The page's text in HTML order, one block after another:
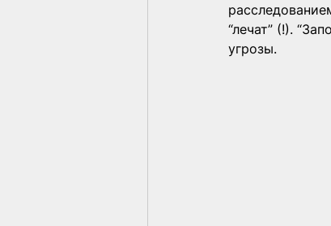
“лечат” (!).
угрозы.